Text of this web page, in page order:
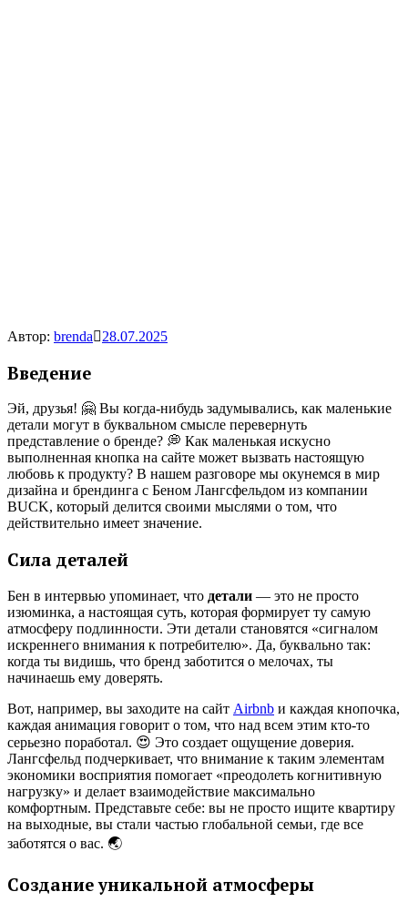
Автор: brenda 28.07.2025
Введение
Эй, друзья! 🤗 Вы когда-нибудь задумывались, как маленькие
детали могут в буквальном смысле перевернуть
представление о бренде? 💭 Как маленькая искусно
выполненная кнопка на сайте может вызвать настоящую
любовь к продукту? В нашем разговоре мы окунемся в мир
дизайна и брендинга с Беном Лангсфельдом из компании
BUCK, который делится своими мыслями о том, что
действительно имеет значение.
Сила деталей
Бен в интервью упоминает, что детали — это не просто
изюминка, а настоящая суть, которая формирует ту самую
атмосферу подлинности. Эти детали становятся «сигналом
искреннего внимания к потребителю». Да, буквально так:
когда ты видишь, что бренд заботится о мелочах, ты
начинаешь ему доверять.
Вот, например, вы заходите на сайт Airbnb и каждая кнопочка,
каждая анимация говорит о том, что над всем этим кто-то
серьезно поработал. 😍 Это создает ощущение доверия.
Лангсфельд подчеркивает, что внимание к таким элементам
экономики восприятия помогает «преодолеть когнитивную
нагрузку» и делает взаимодействие максимально
комфортным. Представьте себе: вы не просто ищите квартиру
на выходные, вы стали частью глобальной семьи, где все
заботятся о вас. 🌏
Создание уникальной атмосферы